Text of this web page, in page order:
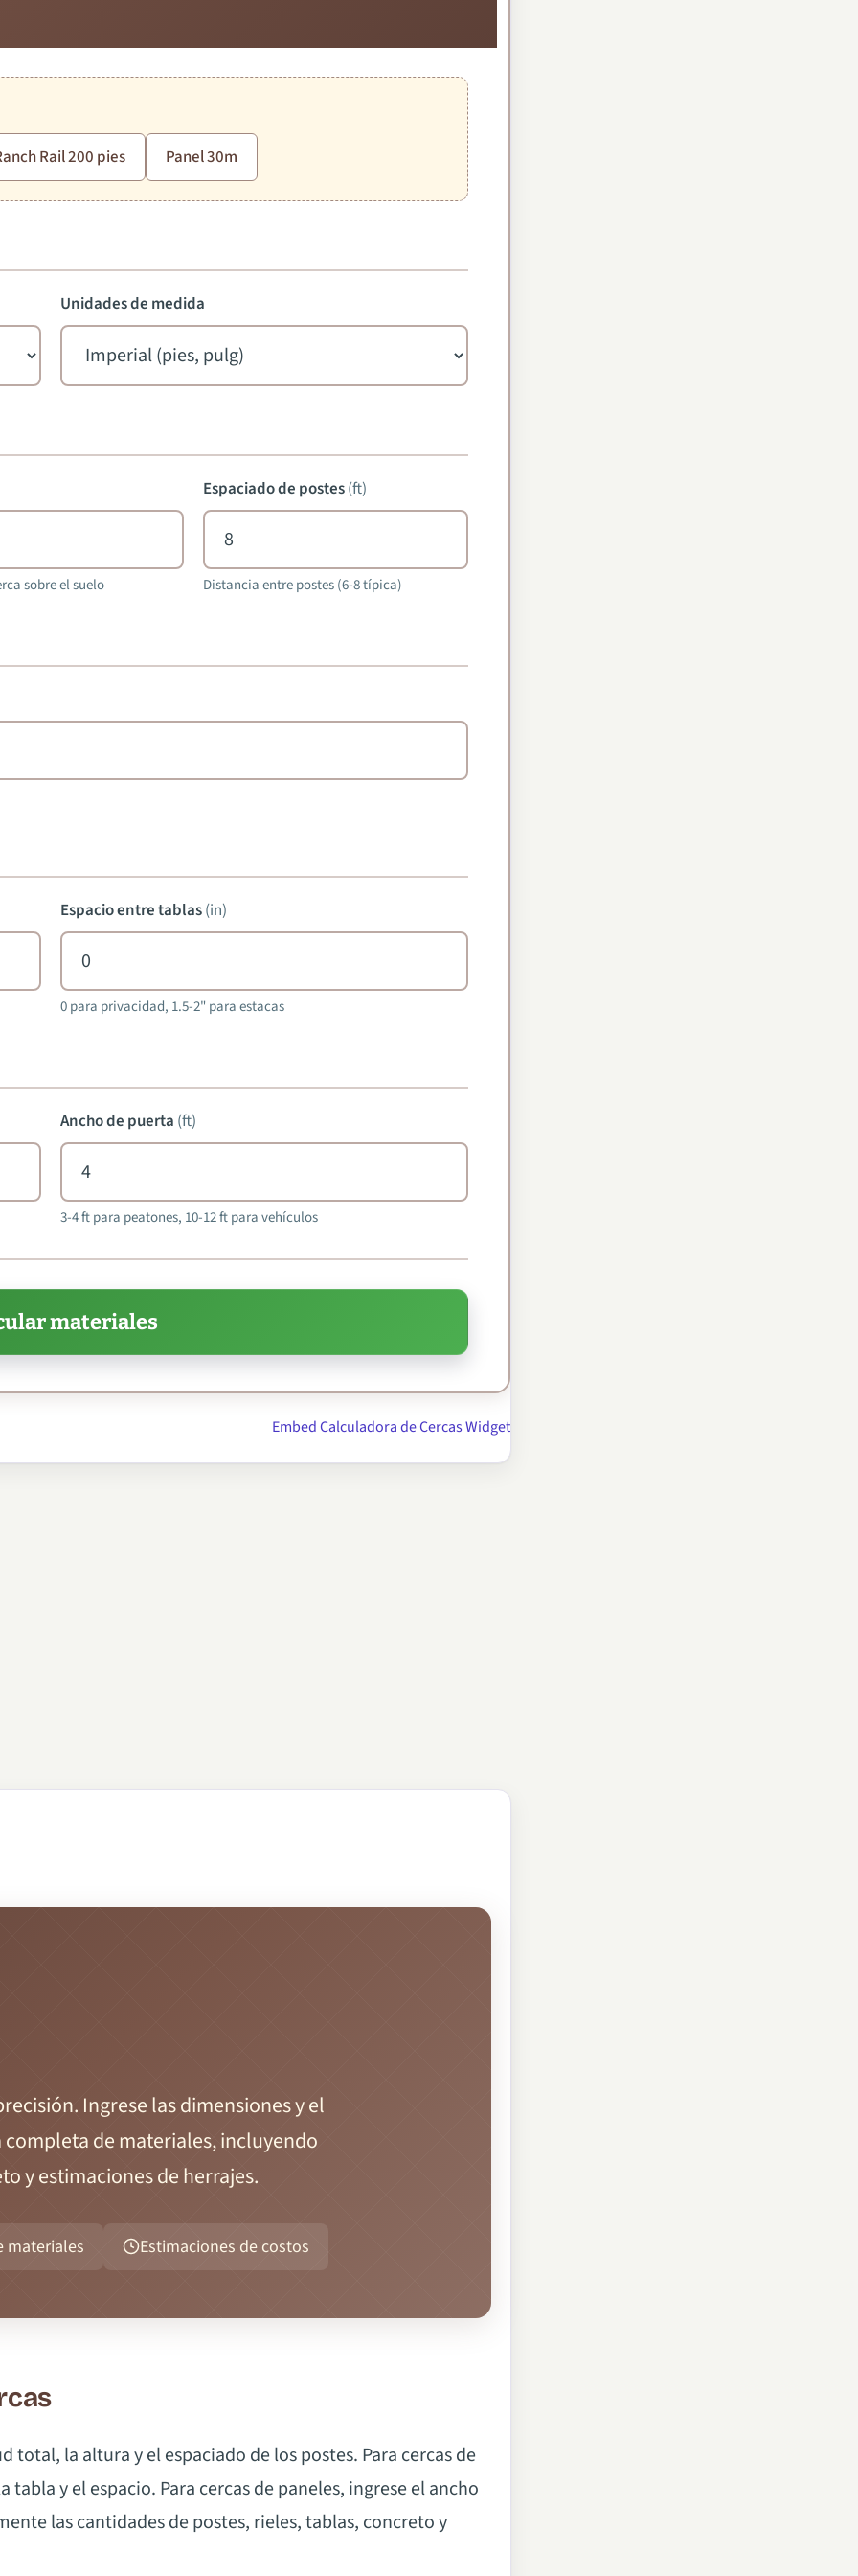
Rail 200 pies Panel 30m
Unidades de medida
sobre el suelo
Espaciado de postes(ft)
Distancia entre postes (6-8 típica)
Espacio entre tablas(in)
0 para privacidad, 1.5-2" para estacas
Ancho de puerta (ft)
3-4 ft para peatones, 10-12 ft para vehículos
materiales
Embed Calculadora de Cercas Widget
Ingrese las dimensiones y el
de materiales, incluyendo
y estimaciones de herrajes.
materiales Estimaciones de costos
total, la altura y el espaciado de los postes. Para cercas de
y el espacio. Para cercas de paneles, ingrese el ancho
las cantidades de postes, rieles, tablas, concreto y